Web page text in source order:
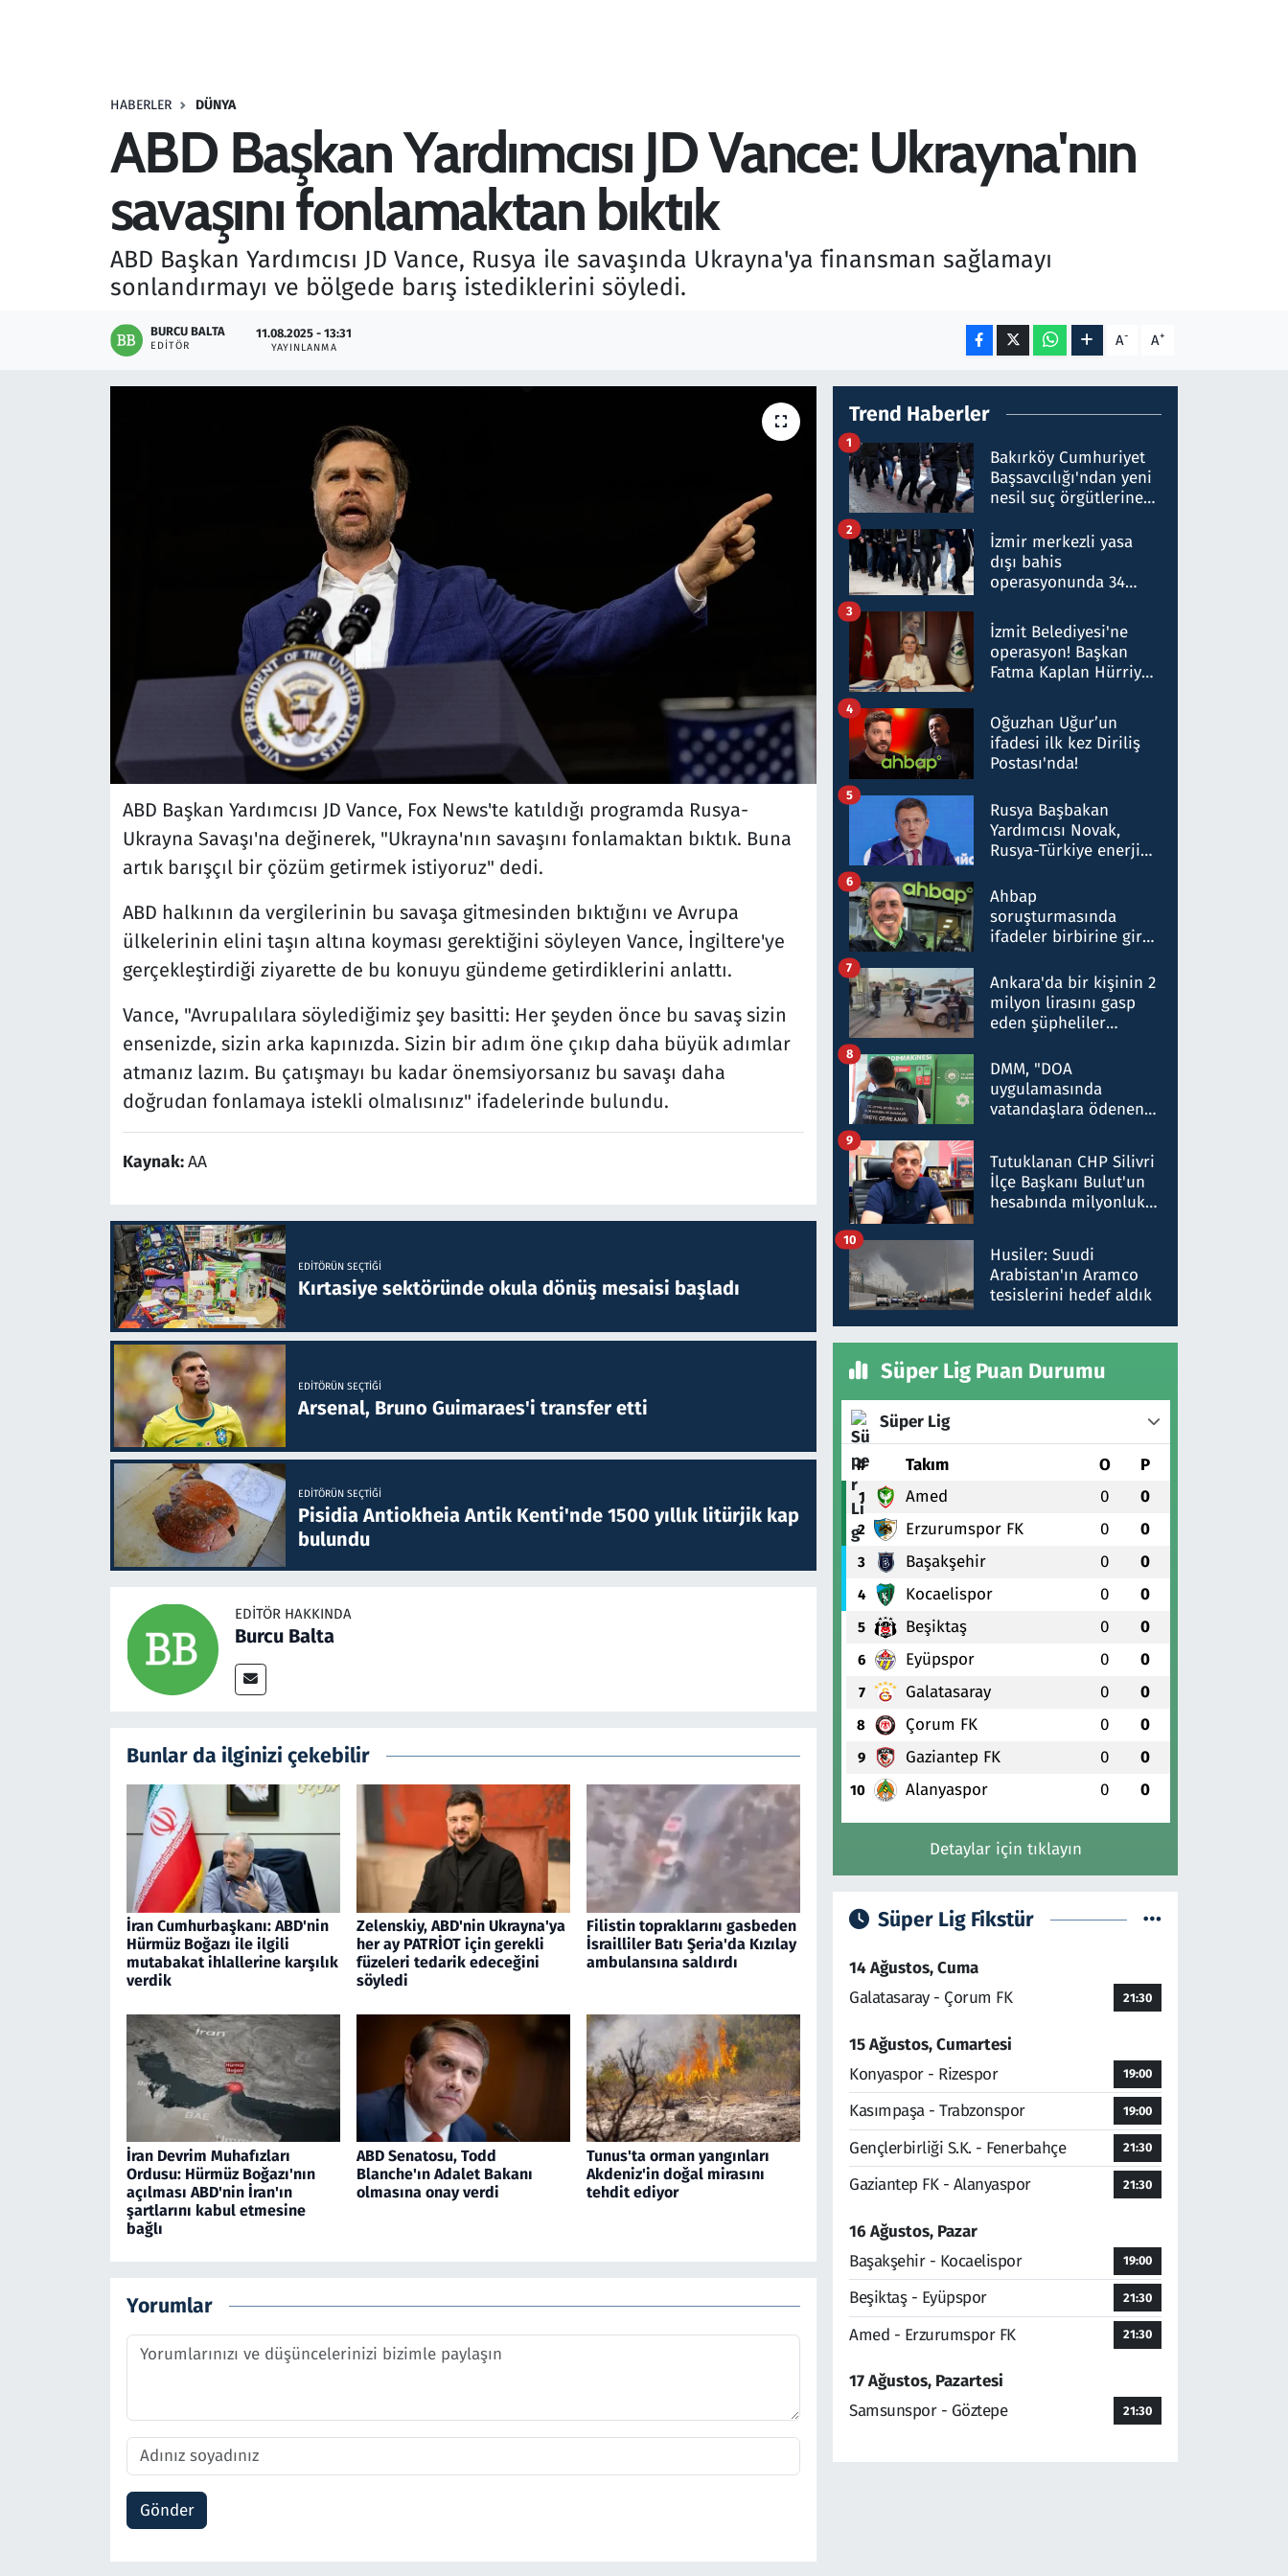
HABERLER DÜNYA
ABD Başkan Yardımcısı JD Vance: Ukrayna'nın
savaşını fonlamaktan bıktık
ABD Başkan Yardımcısı JD Vance, Rusya ile savaşında Ukrayna'ya finansman sağlamayı
sonlandırmayı ve bölgede barış istediklerini söyledi.
BURCU BALTA
EDITÖR
11.08.2025 - 13:31
YAYINLANMA A- A+
ABD Başkan Yardımcısı JD Vance, Fox News'te katıldığı programda Rusya-
Ukrayna Savaşı'na değinerek, "Ukrayna'nın savaşını fonlamaktan bıktık. Buna
artık barışçıl bir çözüm getirmek istiyoruz" dedi.
ABD halkının da vergilerinin bu savaşa gitmesinden bıktığını ve Avrupa
ülkelerinin elini taşın altına koyması gerektiğini söyleyen Vance, İngiltere'ye
gerçekleştirdiği ziyarette de bu konuyu gündeme getirdiklerini anlattı.
Vance, "Avrupalılara söylediğimiz şey basitti: Her şeyden önce bu savaş sizin
ensenizde, sizin arka kapınızda. Sizin bir adım öne çıkıp daha büyük adımlar
atmanız lazım. Bu çatışmayı bu kadar önemsiyorsanız bu savaşı daha
doğrudan fonlamaya istekli olmalısınız" ifadelerinde bulundu.
Kaynak:AA
EDITÖRÜN SEÇTIĞI
Kırtasiye sektöründe okula dönüş mesaisi başladı
EDITÖRÜN SEÇTIĞI
Arsenal, Bruno Guimaraes'i transfer etti
EDITÖRÜN SEÇTIĞI
Pisidia Antiokheia Antik Kenti'nde 1500 yıllık litürjik kap
bulundu
EDITÖR HAKKINDA
Burcu Balta
Bunlar da ilginizi çekebilir
İran Cumhurbaşkanı: ABD'nin
Hürmüz Boğazı ile ilgili
mutabakat ihlallerine karşılık
verdik
Zelenskiy, ABD'nin Ukrayna'ya
her ay PATRİOT için gerekli
füzeleri tedarik edeceğini
söyledi
Filistin topraklarını gasbeden
İsrailliler Batı Şeria'da Kızılay
ambulansına saldırdı
İran Devrim Muhafızları
Ordusu: Hürmüz Boğazı'nın
açılması ABD'nin İran'ın
şartlarını kabul etmesine
bağlı
ABD Senatosu, Todd
Blanche'ın Adalet Bakanı
olmasına onay verdi
Tunus'ta orman yangınları
Akdeniz'in doğal mirasını
tehdit ediyor
Yorumlar
Gönder
Trend Haberler
Bakırköy Cumhuriyet
Başsavcılığı'ndan yeni
nesil suç örgütlerine
hakkında gözaltı kararı
1
İzmir merkezli yasa
dışı bahis
operasyonunda 34
Milyar liralık para
trafiği tespit edildi
2
İzmit Belediyesi'ne
operasyon! Başkan
Fatma Kaplan Hürriyet
3
Oğuzhan Uğur’un
ifadesi ilk kez Diriliş
Postası'nda!
4
Rusya Başbakan
Yardımcısı Novak,
Rusya-Türkiye enerji
nitelikte olduğunu
belirtti
5
Ahbap
soruşturmasında
ifadeler birbirine girdi:
ifadelerinden ortaya
çıkan tablo şok etti
6
Ankara'da bir kişinin 2
milyon lirasını gasp
eden şüpheliler
7
DMM, "DOA
uygulamasında
vatandaşlara ödenen
düşürüldüğü" iddiasını
yalanladı
8
Tutuklanan CHP Silivri
İlçe Başkanı Bulut'un
hesabında milyonluk
talimat verdi, ben
gönderdim
9
Husiler: Suudi
Arabistan'ın Aramco
tesislerini hedef aldık
10
Süper Lig Puan Durumu
Süper Lig
# Takım O P
1 Amed 0 0
2 Erzurumspor FK 0 0
3 Başakşehir 0 0
4 Kocaelispor 0 0
5 Beşiktaş 0 0
6 Eyüpspor 0 0
7 Galatasaray 0 0
8 Çorum FK 0 0
9 Gaziantep FK 0 0
10 Alanyaspor 0 0
Detaylar için tıklayın
Süper Lig Fikstür
14 Ağustos, Cuma
Galatasaray - Çorum FK
21:30
15 Ağustos, Cumartesi
Konyaspor - Rizespor
19:00
Kasımpaşa - Trabzonspor 19:00
Gençlerbirliği S.K. - Fenerbahçe 21:30
Gaziantep FK - Alanyaspor 21:30
16 Ağustos, Pazar
Başakşehir - Kocaelispor
19:00
Beşiktaş - Eyüpspor 21:30
Amed - Erzurumspor FK 21:30
17 Ağustos, Pazartesi
Samsunspor - Göztepe
21:30
Teknoloji ve Bilim
Televizyon